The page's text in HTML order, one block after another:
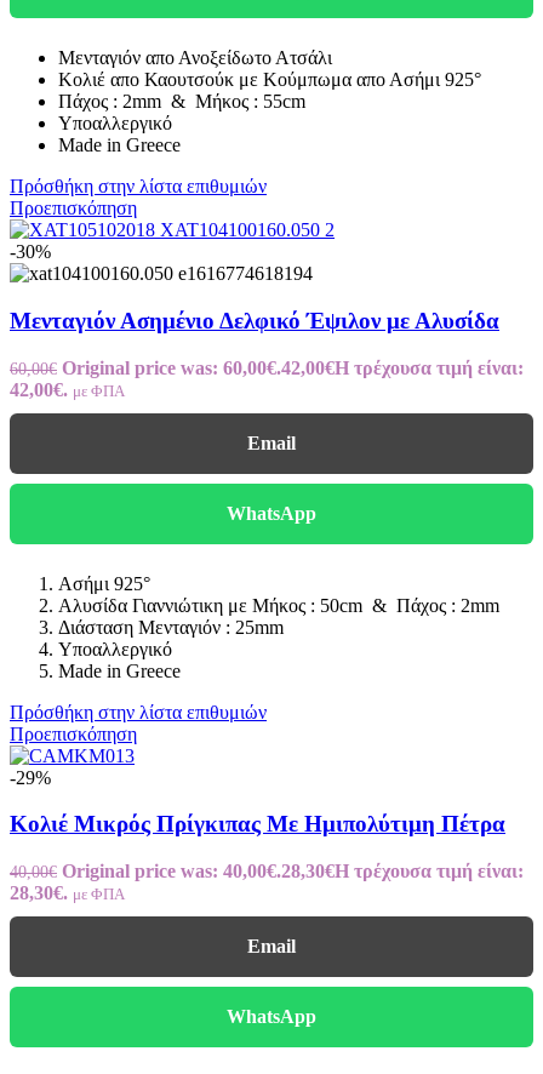
Μενταγιόν απο Ανοξείδωτο Ατσάλι
Κολιέ απο Καουτσούκ με Κούμπωμα απο Ασήμι 925°
Πάχος : 2mm & Μήκος : 55cm
Υποαλλεργικό
Made in Greece
Πρόσθήκη στην λίστα επιθυμιών
Προεπισκόπηση
-30%
Μενταγιόν Ασημένιο Δελφικό Έψιλον με Αλυσίδα
60,00€ Original price was: 60,00€.42,00€Η τρέχουσα τιμή είναι:
42,00€. με ΦΠΑ
Email
WhatsApp
Ασήμι 925°
Αλυσίδα Γιαννιώτικη με Μήκος : 50cm & Πάχος : 2mm
Διάσταση Μενταγιόν : 25mm
Υποαλλεργικό
Made in Greece
Πρόσθήκη στην λίστα επιθυμιών
Προεπισκόπηση
-29%
Κολιέ Μικρός Πρίγκιπας Με Ημιπολύτιμη Πέτρα
40,00€ Original price was: 40,00€.28,30€Η τρέχουσα τιμή είναι:
28,30€. με ΦΠΑ
Email
WhatsApp